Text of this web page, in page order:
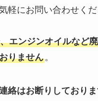
軽にお問い合わせくだ
エンジンオイルなど
りません。
絡はお断りしておりま